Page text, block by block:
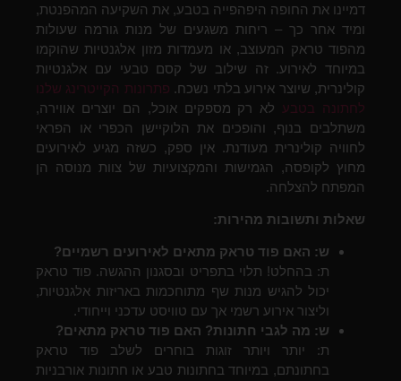
דמיינו את החופה היפהפייה בטבע, את השקיעה המהפנטת,
ומיד אחר כך – ריחות משגעים של מנות גורמה שעולות
מהפוד טראק המעוצב, או מעמדות מזון אלגנטיות שהוקמו
במיוחד לאירוע. זה שילוב של קסם טבעי עם אלגנטיות
קולינרית, שיוצר אירוע בלתי נשכח. פתרונות הקייטרינג שלנו
לחתונה בטבע לא רק מספקים אוכל, הם יוצרים אווירה,
משתלבים בנוף, והופכים את הלוקיישן הכפרי או הפראי
לחוויה קולינרית מעודנת. אין ספק, כשזה מגיע לאירועים
מחוץ לקופסה, הגמישות והמקצועיות של צוות מנוסה הן
המפתח להצלחה.
שאלות ותשובות מהירות:
ש: האם פוד טראק מתאים לאירועים רשמיים?
ת: בהחלט! תלוי בתפריט ובסגנון ההגשה. פוד טראק
יכול להגיש מנות שף מתוחכמות באריזות אלגנטיות,
וליצור אירוע רשמי אך עם טוויסט עדכני וייחודי.
ש: מה לגבי חתונות? האם פוד טראק מתאים?
ת: יותר ויותר זוגות בוחרים לשלב פוד טראק
בחתונתם, במיוחד בחתונות טבע או חתונות אורבניות